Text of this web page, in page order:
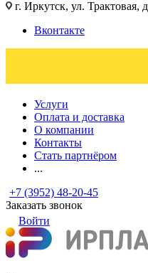
г. Иркутск, ул. Трактовая,
Вконтакте
Услуги
Оплата и доставка
О компании
Контакты
Стать партнёром
...
+7 (3952) 48-20-45
Заказать звонок
Войти